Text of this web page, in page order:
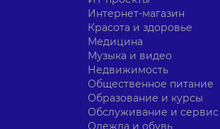
Интернет-магазин
Красота и здоровье
Медицина
Музыка и видео
Недвижимость
Общественное питание
Образование и курсы
Обслуживание и сервис
Одежда и обувь